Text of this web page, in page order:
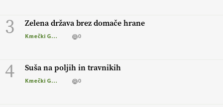
3 Zelena država brez domače hrane
Kmečki Glas 0
4 Suša na poljih in travnikih
Kmečki Glas 0